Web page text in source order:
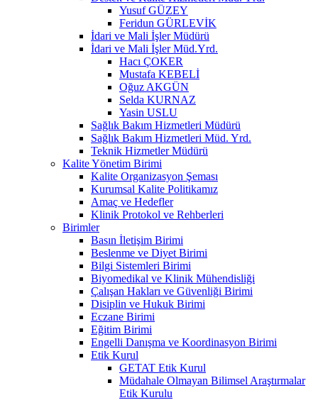
Yusuf GÜZEY
Feridun GÜRLEVİK
İdari ve Mali İşler Müdürü
İdari ve Mali İşler Müd.Yrd.
Hacı ÇOKER
Mustafa KEBELİ
Oğuz AKGÜN
Selda KURNAZ
Yasin USLU
Sağlık Bakım Hizmetleri Müdürü
Sağlık Bakım Hizmetleri Müd. Yrd.
Teknik Hizmetler Müdürü
Kalite Yönetim Birimi
Kalite Organizasyon Şeması
Kurumsal Kalite Politikamız
Amaç ve Hedefler
Klinik Protokol ve Rehberleri
Birimler
Basın İletişim Birimi
Beslenme ve Diyet Birimi
Bilgi Sistemleri Birimi
Biyomedikal ve Klinik Mühendisliği
Çalışan Hakları ve Güvenliği Birimi
Disiplin ve Hukuk Birimi
Eczane Birimi
Eğitim Birimi
Engelli Danışma ve Koordinasyon Birimi
Etik Kurul
GETAT Etik Kurul
Müdahale Olmayan Bilimsel Araştırmalar
Etik Kurulu